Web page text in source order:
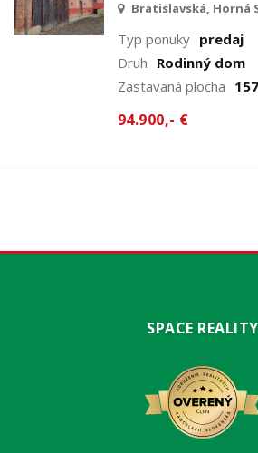
Bratislavská, Horná
Typ ponuky predaj
Druh Rodinný dom
Zastavaná plocha
94.900,- €
SPACE REALITY